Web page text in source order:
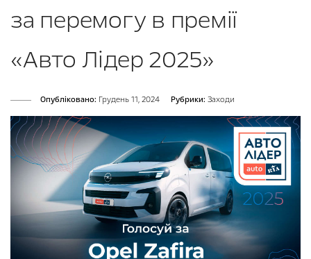
за перемогу в премії
«Авто Лідер 2025»
Опубліковано: Грудень 11, 2024 Рубрики: Заходи